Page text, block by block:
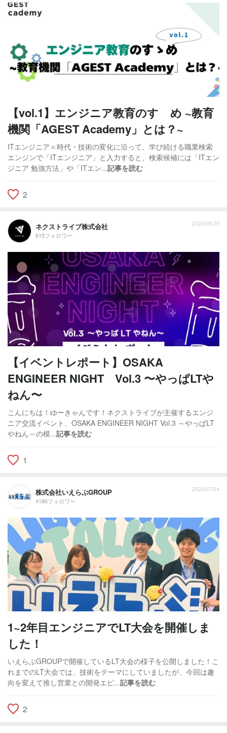
【vol.1】エンジニア教育のすゝめ ~教育
機関「AGEST Academy」とは？~
ITエンジニア＝時代・技術の変化に沿って、学び続ける職業検索
エンジンで「ITエンジニア」と入力すると、検索候補には「ITエン
ジニア 勉強方法」や「ITエン...記事を読む
2
ネクストライブ株式会社
615フォロワー
2024/09/25
【イベントレポート】OSAKA
ENGINEER NIGHT Vol.3 〜やっぱLTや
ねん〜
こんにちは！ゆーきゃんです！ネクストライブが主催するエンジ
ニア交流イベント、OSAKA ENGINEER NIGHT Vol.3 ～やっぱLT
やねん～の模...記事を読む
1
株式会社いえらぶGROUP
4186フォロワー
2024/07/04
1~2年目エンジニアでLT大会を開催しま
した！
いえらぶGROUPで開催しているLT大会の様子を公開しました！こ
れまでのLT大会では、技術をテーマにしていましたが、今回は趣
向を変えて推し営業との開発エピ...記事を読む
2